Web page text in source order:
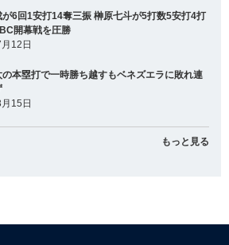
が6回1安打14奪三振 榊原七斗が5打数5安打4打
開幕戦を圧勝
12日
の本塁打で一時勝ち越すもベネズエラに敗れ連
15日
もっと見る